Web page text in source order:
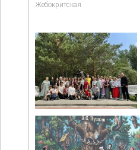
Жебокритская